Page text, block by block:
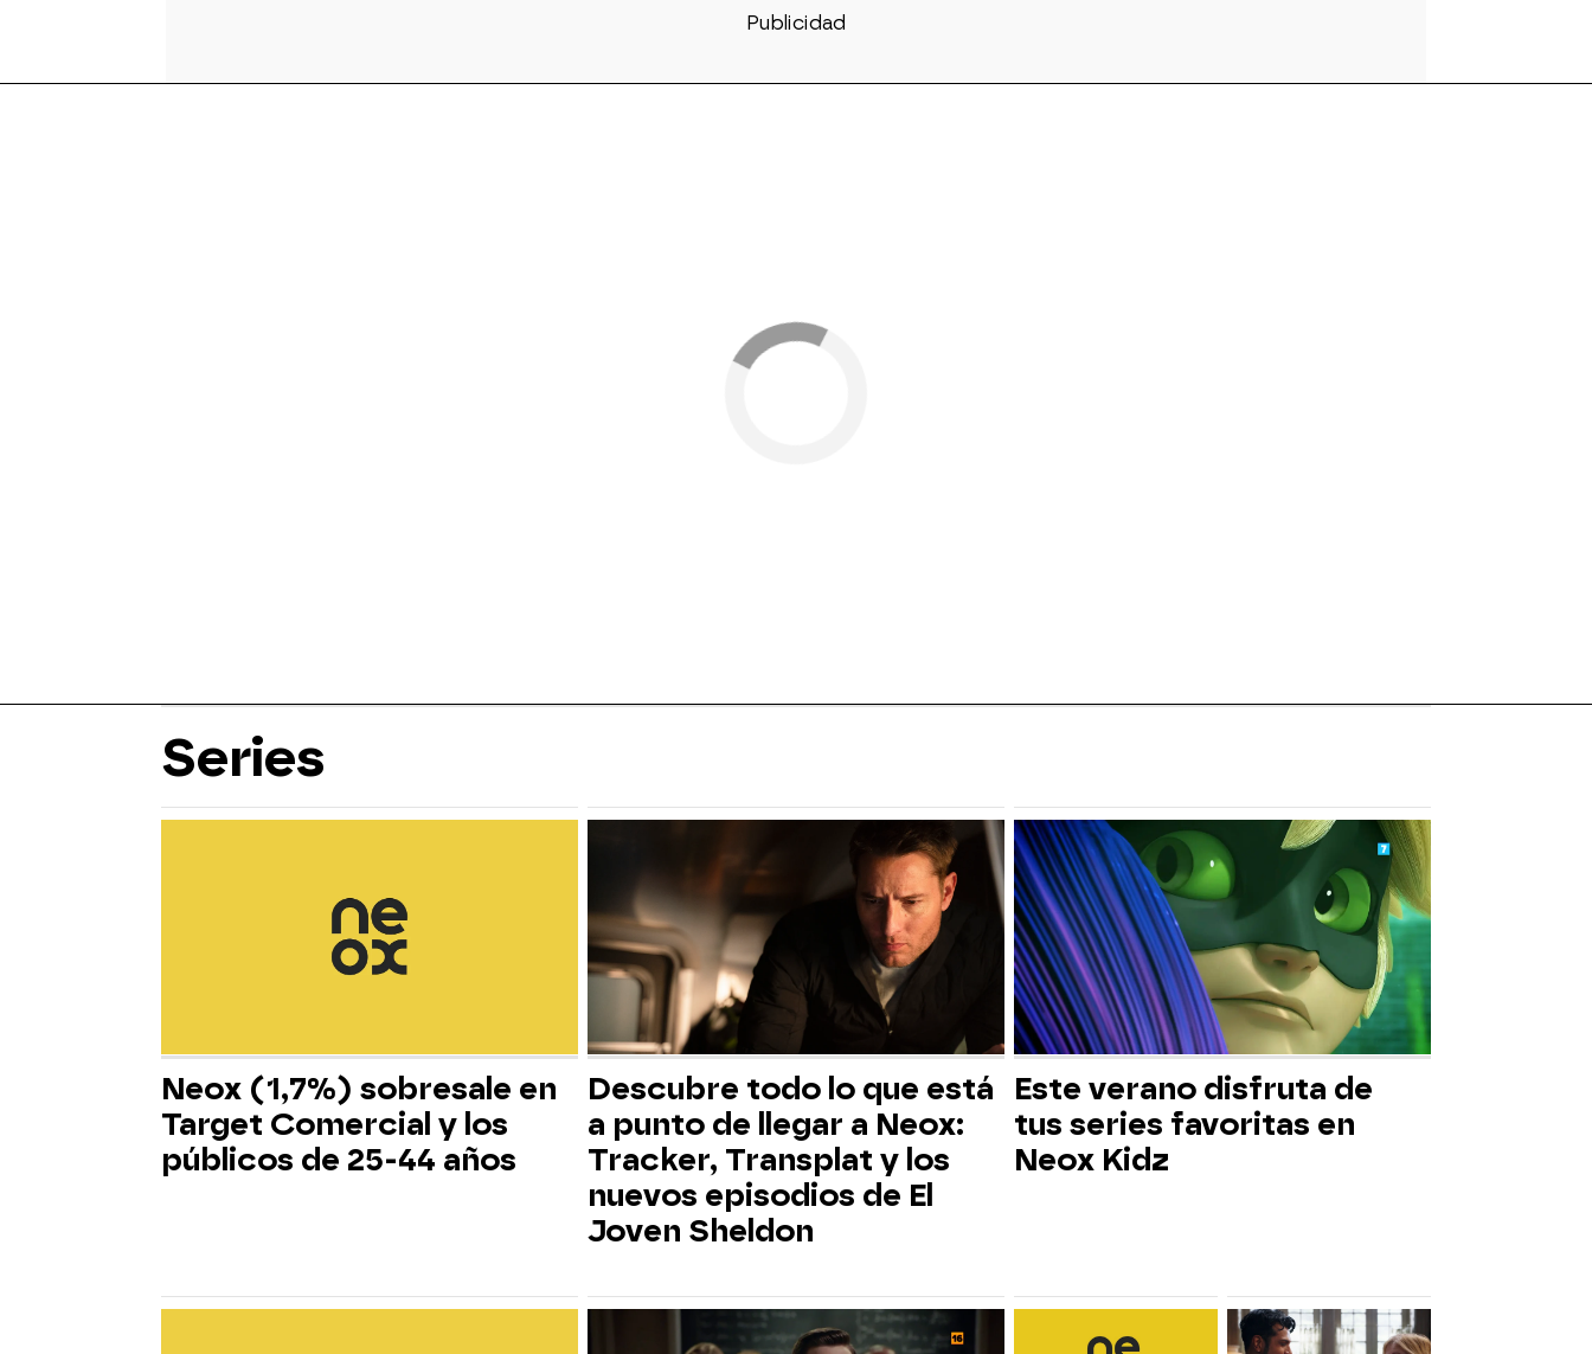
Series
Neox (1,7%) sobresale en
Target Comercial y los
públicos de 25-44 años
Descubre todo lo que está
a punto de llegar a Neox:
Tracker, Transplat y los
nuevos episodios de El
Joven Sheldon
Este verano disfruta de
tus series favoritas en
Neox Kidz